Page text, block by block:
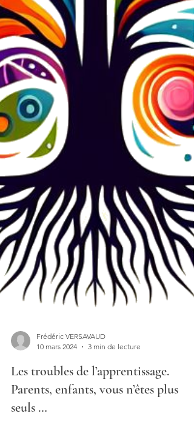
10 mars 2024
3 min de lecture
Les troubles de l’apprentissage.
Parents, enfants, vous n’êtes plus